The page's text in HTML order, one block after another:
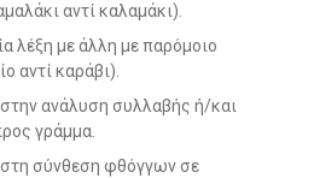
αντί καλαμάκι).
λέξη με άλλη με παρόμοιο
αντί καράβι).
ανάλυση συλλαβής ή/και
γράμμα.
σύνθεση φθόγγων σε